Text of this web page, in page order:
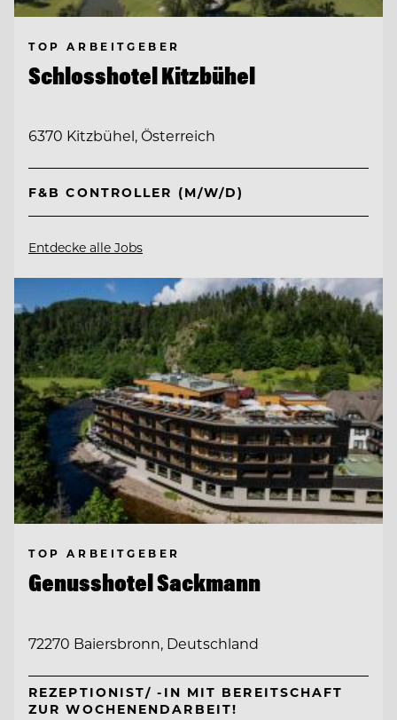
TOP ARBEITGEBER
Schlosshotel Kitzbühel
6370 Kitzbühel, Österreich
F&B CONTROLLER (M/W/D)
Entdecke alle Jobs
TOP ARBEITGEBER
Genusshotel Sackmann
72270 Baiersbronn, Deutschland
REZEPTIONIST/ -IN MIT BEREITSCHAFT
ZUR WOCHENENDARBEIT!